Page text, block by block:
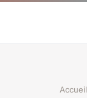
Accueil